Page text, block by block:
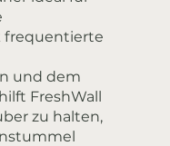
frequentierte
und dem
FreshWall
zu halten,